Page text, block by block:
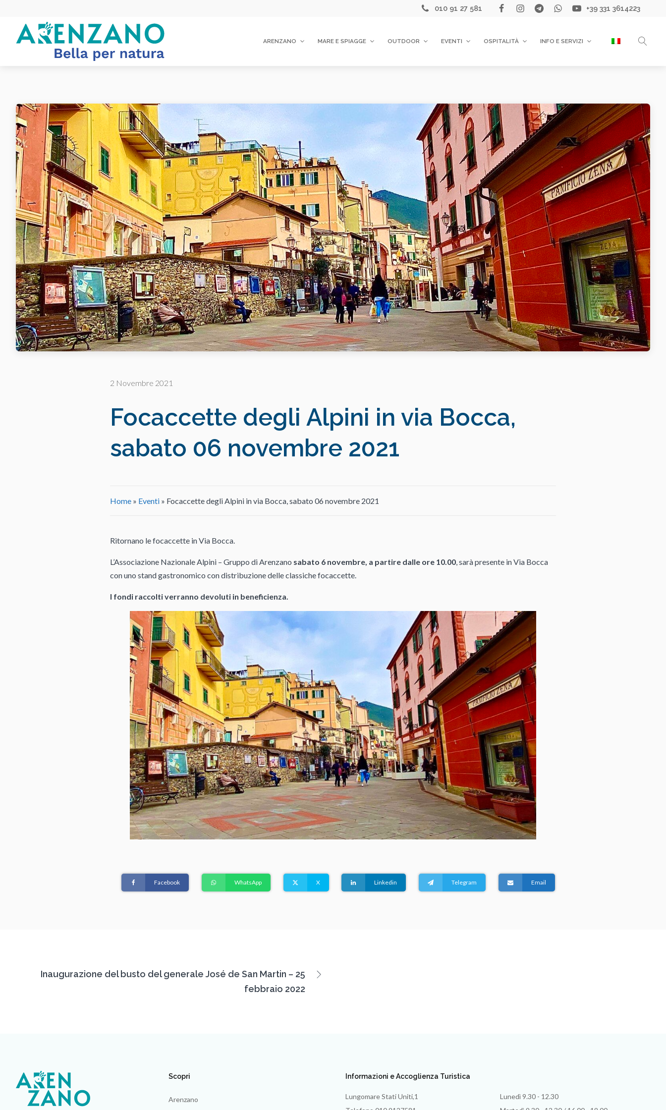
010 91 27 581 +39 331 3614223
ARENZANO MARE E SPIAGGE OUTDOOR EVENTI OSPITALITÀ INFO E SERVIZI
2 Novembre 2021
Focaccette degli Alpini in via Bocca,
sabato 06 novembre 2021
Home » Eventi » Focaccette degli Alpini in via Bocca, sabato 06 novembre 2021
Ritornano le focaccette in Via Bocca.
L’Associazione Nazionale Alpini – Gruppo di Arenzano sabato 6 novembre, a partire dalle ore 10.00, sarà presente in Via Bocca
con uno stand gastronomico con distribuzione delle classiche focaccette.
I fondi raccolti verranno devoluti in beneficienza.
X
Facebook Email
Linkedin
WhatsApp Telegram
Inaugurazione del busto del generale José de San Martin – 25
febbraio 2022
Scopri
Arenzano
Informazioni e Accoglienza Turistica
Lungomare Stati Uniti,1
Lunedì 9.30 - 12.30